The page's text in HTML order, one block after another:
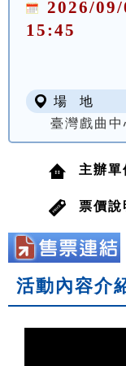
2026/
15:45
場 地
臺灣戲曲
主辦單
票價說
活動內容介